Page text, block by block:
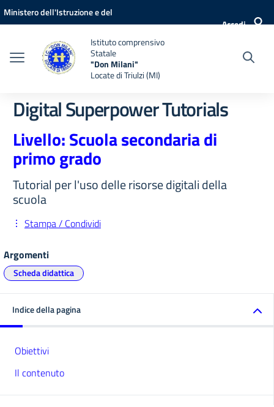
Vai ai contenuti
Vai al menu di navigazione
Vai al footer
Ministero dell'Istruzione e del
Accedi
Istituto comprensivo
Statale
"Don Milani"
Locate di Triulzi (MI)
Digital Superpower Tutorials
Livello: Scuola secondaria di
primo grado
Tutorial per l'uso delle risorse digitali della
scuola
Stampa / Condividi
Argomenti
Scheda didattica
Indice della pagina
Obiettivi
Il contenuto